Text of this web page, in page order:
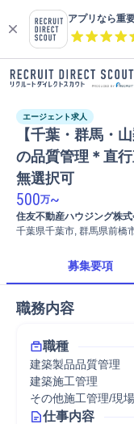
アプリなら重
エージェント求人
【千葉・群馬・
の品質管理＊直
無選択可
500万~
住友不動産ハウジング株
千葉県千葉市, 群馬県前橋
募集要項
職務内容
職種
建築製品品質管理
建築施工管理
その他施工管理/現
仕事内容